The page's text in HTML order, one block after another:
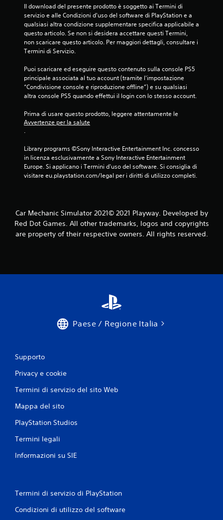
Il download del presente prodotto è soggetto ai Termini di
servizio e alle Condizioni d'uso del software di PlayStation e a
qualsiasi altra condizione supplementare specifica applicabile a
questo articolo. Se non si desidera accettare questi Termini,
non scaricare questo articolo. Per maggiori dettagli, consultare i
Termini di Servizio.
Puoi scaricare ed eseguire questo contenuto sulla console PS5
principale associata al tuo account (tramite l'impostazione
“Condivisione console e riproduzione offline”) e su qualsiasi
altra console PS5 quando effettui il login con lo stesso account.
Prima di usare questo prodotto, leggere attentamente le
Avvertenze per la salute
.
Library programs ©Sony Interactive Entertainment Inc. concesso
in licenza esclusivamente a Sony Interactive Entertainment
Europe. Si applicano i Termini d'uso del software. Si consiglia di
visitare eu.playstation.com/legal per i diritti di utilizzo completi.
Car Mechanic Simulator 2021© 2021 Playway. Developed by
Red Dot Games. All other trademarks, logos and copyrights
are property of their respective owners. All rights reserved.
Paese / Regione Italia
Supporto
Privacy e cookie
Termini di servizio del sito Web
Mappa del sito
PlayStation Studios
Termini legali
Informazioni su SIE
Termini di servizio di PlayStation
Condizioni di utilizzo del software